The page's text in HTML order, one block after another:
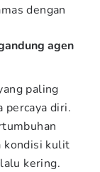
dengan
agen
paling
percaya diri.
kondisi kulit
kering.